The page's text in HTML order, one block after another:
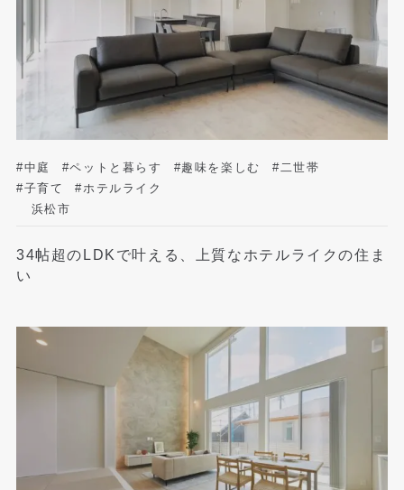
#中庭 #ペットと暮らす #趣味を楽しむ
#二世帯
#子育て
#ホテルライク
浜松市
34帖超のLDKで叶える、上質なホテルライクの住ま
い